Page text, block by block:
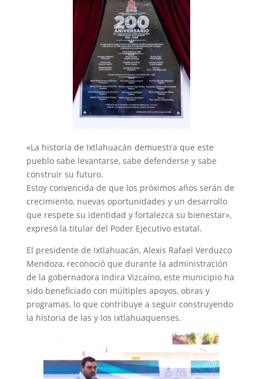
«La historia de Ixtlahuacán demuestra que este
pueblo sabe levantarse, sabe defenderse y sabe
construir su futuro.
Estoy convencida de que los próximos años serán de
crecimiento, nuevas oportunidades y un desarrollo
que respete su identidad y fortalezca su bienestar»,
expresó la titular del Poder Ejecutivo estatal.
El presidente de Ixtlahuacán, Alexis Rafael Verduzco
Mendoza, reconoció que durante la administración
de la gobernadora Indira Vizcaíno, este municipio ha
sido beneficiado con múltiples apoyos, obras y
programas, lo que contribuye a seguir construyendo
la historia de las y los ixtlahuaquenses.